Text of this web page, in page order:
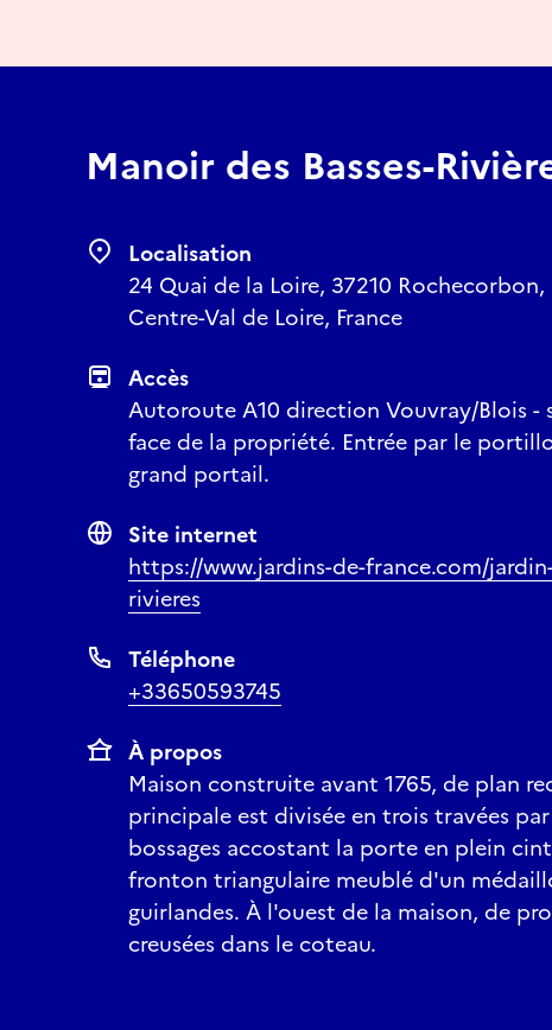
Manoir des Basses-
Localisation
24 Quai de la Loire, 37210
Centre-Val de Loire, France
Accès
Autoroute A10 direction Vouvray/Blois -
face de la propriété. Entrée par le
grand portail.
Site internet
https://www.jardins-de-france.com/
rivieres
Téléphone
+33650593745
À propos
Maison construite avant 1765, de plan
principale est divisée en trois travées
bossages accostant la porte en plein
fronton triangulaire meublé d'un
guirlandes. À l'ouest de la maison, de
creusées dans le coteau.